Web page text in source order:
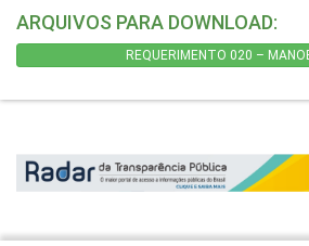
ARQUIVOS PARA DOWNLOAD:
REQUERIMENTO 020 –